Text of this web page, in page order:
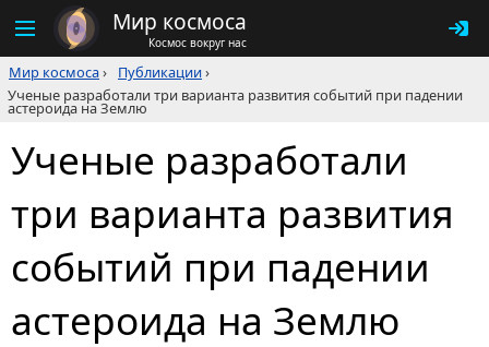
Мир космоса
Космос вокруг нас
Мир космоса› Публикации›
Ученые разработали три варианта развития событий при падении
астероида на Землю
Ученые разработали
три варианта развития
событий при падении
астероида на Землю